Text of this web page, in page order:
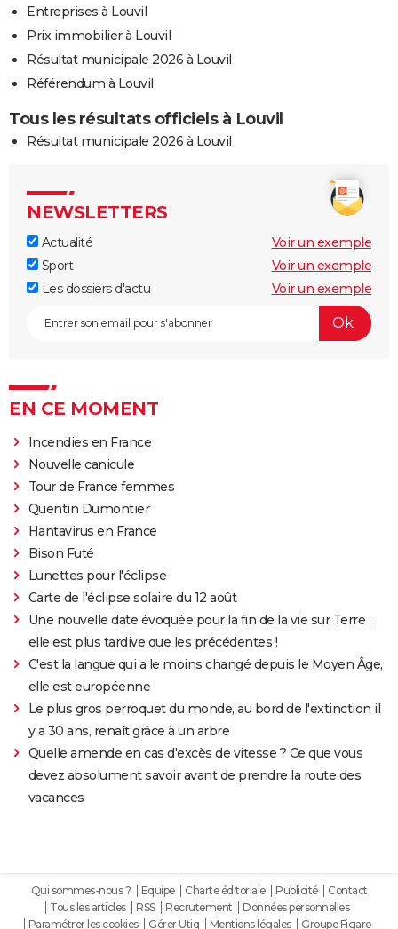
Entreprises à Louvil
Prix immobilier à Louvil
Résultat municipale 2026 à Louvil
Référendum à Louvil
Tous les résultats officiels à Louvil
Résultat municipale 2026 à Louvil
NEWSLETTERS
Actualité
Voir un exemple
Sport
Voir un exemple
Les dossiers d'actu
Voir un exemple
EN CE MOMENT
Incendies en France
Nouvelle canicule
Tour de France femmes
Quentin Dumontier
Hantavirus en France
Bison Futé
Lunettes pour l'éclipse
Carte de l'éclipse solaire du 12 août
Une nouvelle date évoquée pour la fin de la vie sur Terre :
elle est plus tardive que les précédentes !
C'est la langue qui a le moins changé depuis le Moyen Âge,
elle est européenne
Le plus gros perroquet du monde, au bord de l'extinction il
y a 30 ans, renaît grâce à un arbre
Quelle amende en cas d'excès de vitesse ? Ce que vous
devez absolument savoir avant de prendre la route des
vacances
Qui sommes-nous ? Equipe Charte éditoriale Publicité
Contact
Tous les articles
RSS Recrutement
Données personnelles
Paramétrer les cookies
Gérer Utiq Mentions légales Groupe Figaro